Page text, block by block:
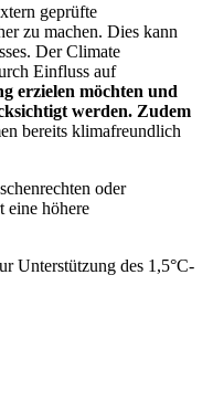
geprüfte
zu machen. Dies kann
Der Climate
Einfluss auf
erzielen möchten und
werden. Zudem
bereits klimafreundlich
oder
eine höhere
Unterstützung des 1,5°C-